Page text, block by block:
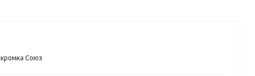
кромка Союз